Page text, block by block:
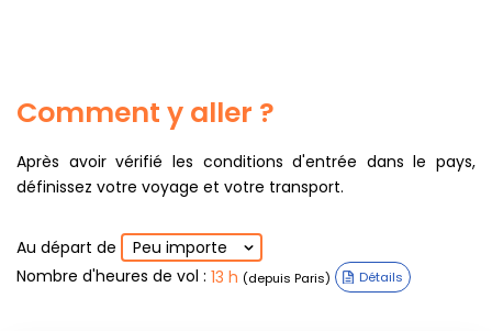
Comment y aller ?
Après avoir vérifié les conditions d'entrée dans le pays,
définissez votre voyage et votre transport.
Au départ de
Peu importe
Nombre d'heures de vol : 13 h (depuis Paris) Détails